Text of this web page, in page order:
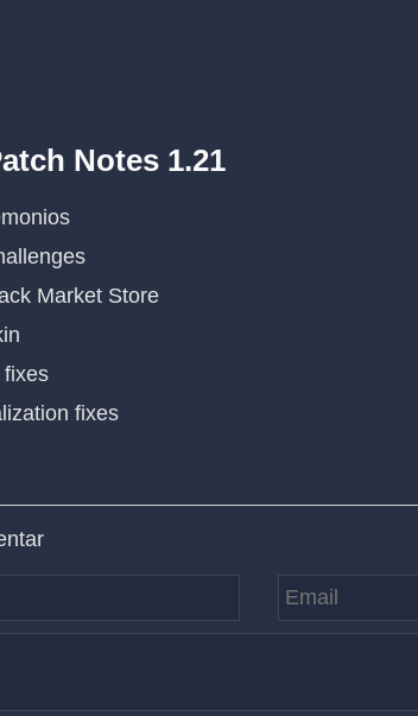
Notes 1.21
Market Store
fixes
fixes